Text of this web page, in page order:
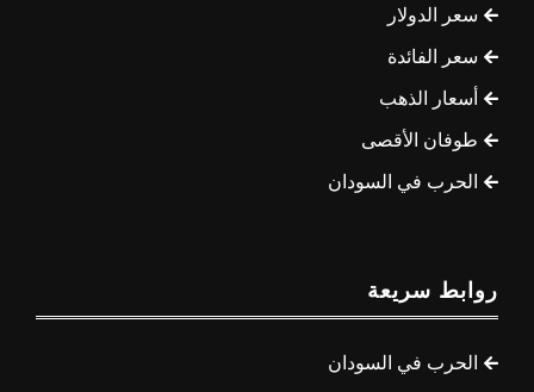
سعر الدولار
سعر الفائدة
أسعار الذهب
طوفان الأقصى
الحرب في السودان
روابط سريعة
الحرب في السودان